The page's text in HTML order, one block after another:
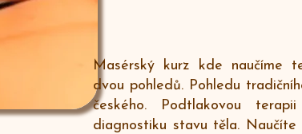
Masérský kurz kde naučíme
dvou pohledů. Pohledu
českého. Podtlakovou
diagnostiku stavu těla.